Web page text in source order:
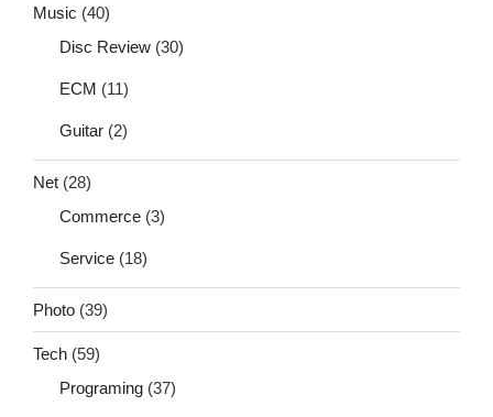
Music (40)
Disc Review (30)
ECM (11)
Guitar (2)
Net (28)
Commerce (3)
Service (18)
Photo (39)
Tech (59)
Programing (37)